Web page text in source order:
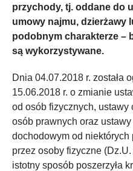
przychody, tj. oddane do
umowy najmu, dzierżawy
podobnym charakterze –
są wykorzystywane.
Dnia 04.07.2018 r. została
15.06.2018 r. o zmianie
od osób fizycznych, ustawy
osób prawnych oraz
dochodowym od
przez osoby fizyczne
istotny sposób poszerzyła